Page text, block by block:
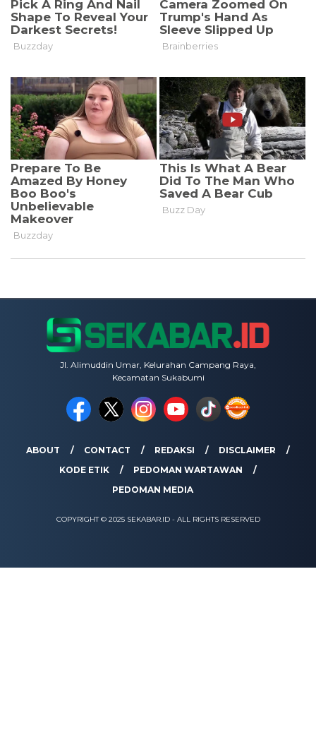
Jl. Alimuddin Umar, Kelurahan Campang Raya,
Kecamatan Sukabumi
ABOUT CONTACT REDAKSI
DISCLAIMER
KODE ETIK
PEDOMAN WARTAWAN
PEDOMAN MEDIA
COPYRIGHT © 2025 SEKABAR.ID - ALL RIGHTS RESERVED